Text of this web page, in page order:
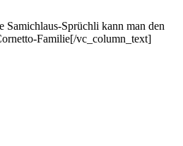
Sprüchli kann man den
Familie[/vc_column_text]